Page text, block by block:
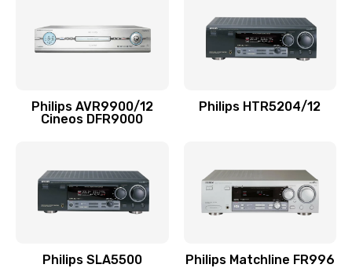
1100 руб.
Заказать
550 руб.
Ремонт экрана
1100 руб.
Philips AVR9900/12
Cineos DFR9000
Philips HTR5204/12
Philips SLA5500 Philips Matchline FR996